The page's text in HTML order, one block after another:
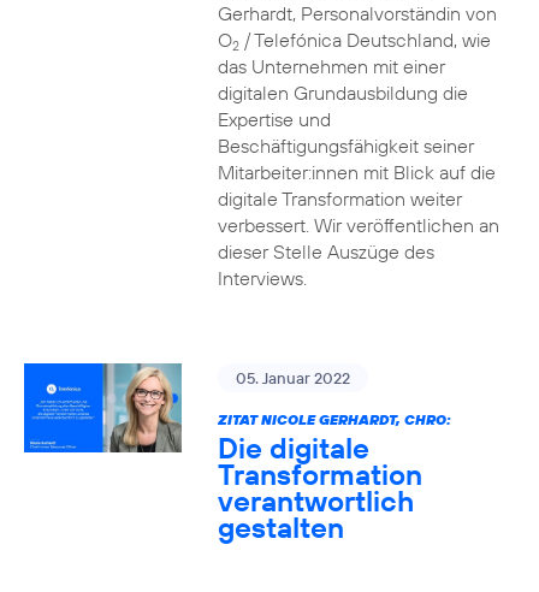
Gerhardt, Personalvorständin von
O2/ Telefónica Deutschland, wie
das Unternehmen mit einer
digitalen Grundausbildung die
Expertise und
Beschäftigungsfähigkeit seiner
Mitarbeiter:innen mit Blick auf die
digitale Transformation weiter
verbessert. Wir veröffentlichen an
dieser Stelle Auszüge des
Interviews.
05. Januar 2022
ZITAT NICOLE GERHARDT, CHRO:
Die digitale
Transformation
verantwortlich
gestalten